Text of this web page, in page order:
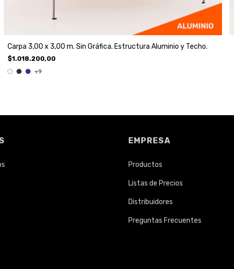
Carpa 3,00 x 3,00 m. Sin Gráfica. Estructura Aluminio y Techo.
$1.018.200,00
+9
EMPRESA
Productos
Listas de Precios
Distribuidores
Preguntas Frecuentes